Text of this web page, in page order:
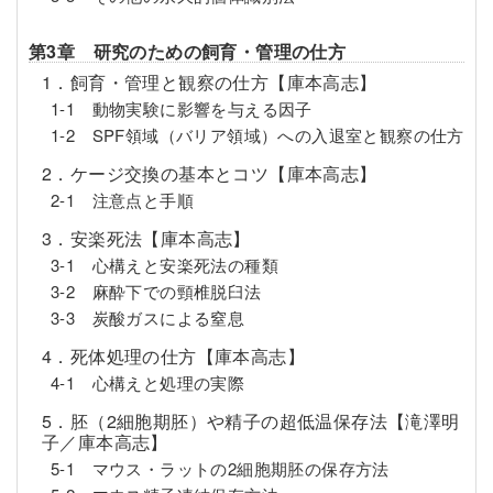
第3章 研究のための飼育・管理の仕方
1．飼育・管理と観察の仕方【庫本高志】
1-1 動物実験に影響を与える因子
1-2 SPF領域（バリア領域）への入退室と観察の仕方
2．ケージ交換の基本とコツ【庫本高志】
2-1 注意点と手順
3．安楽死法【庫本高志】
3-1 心構えと安楽死法の種類
3-2 麻酔下での頸椎脱臼法
3-3 炭酸ガスによる窒息
4．死体処理の仕方【庫本高志】
4-1 心構えと処理の実際
5．胚（2細胞期胚）や精子の超低温保存法【滝澤明
子／庫本高志】
5-1 マウス・ラットの2細胞期胚の保存方法